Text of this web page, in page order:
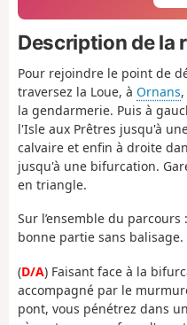
Description de la
Pour rejoindre le point de
traversez la Loue, à Ornans
la gendarmerie. Puis à
l'Isle aux Prêtres jusqu'à
calvaire et enfin à droite
jusqu'à une bifurcation.
en triangle.
Sur l’ensemble du
bonne partie sans balisage.
(D/A) Faisant face à la
accompagné par le
pont, vous pénétrez dans